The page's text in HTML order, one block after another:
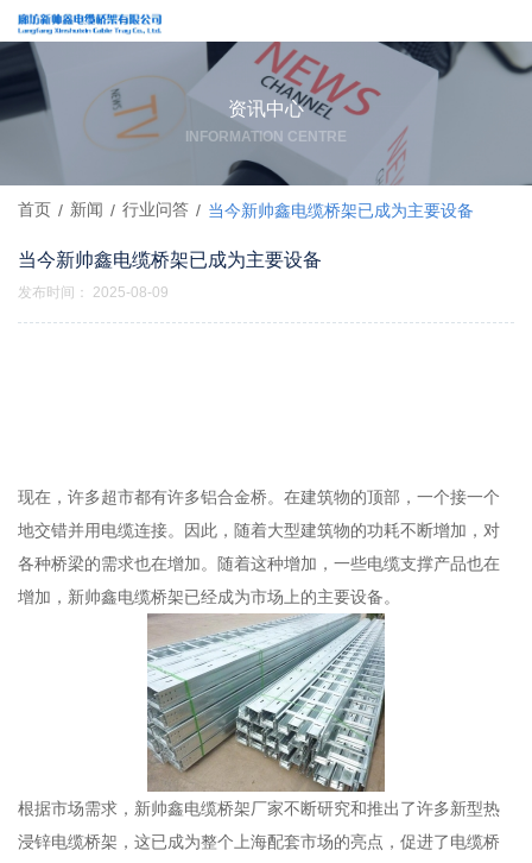
资讯中心
INFORMATION CENTRE
首页 / 新闻 / 行业问答 / 当今新帅鑫电缆桥架已成为主要设备
当今新帅鑫电缆桥架已成为主要设备
发布时间： 2025-08-09
现在，许多超市都有许多铝合金桥。在建筑物的顶部，一个接一个
地交错并用电缆连接。因此，随着大型建筑物的功耗不断增加，对
各种桥梁的需求也在增加。随着这种增加，一些电缆支撑产品也在
增加，新帅鑫电缆桥架已经成为市场上的主要设备。
根据市场需求，新帅鑫电缆桥架厂家不断研究和推出了许多新型热
浸锌电缆桥架，这已成为整个上海配套市场的亮点，促进了电缆桥